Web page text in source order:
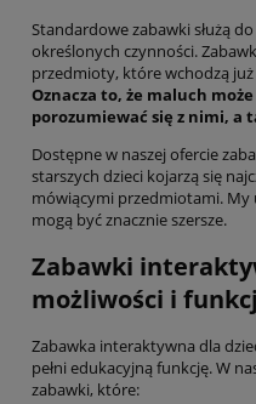
Standardowe zabawki służą
określonych czynności.
przedmioty, które wchodzą
Oznacza to, że maluch
porozumiewać się z nimi, a
Dostępne w naszej ofercie
starszych dzieci kojarzą się
mówiącymi przedmiotami. My
mogą być znacznie szersze.
Zabawki
możliwości i
Zabawka interaktywna dla
pełni edukacyjną funkcję. W
zabawki, które: